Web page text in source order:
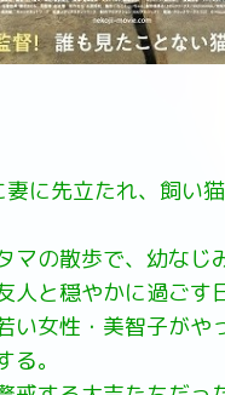
に先立たれ、飼い
マの散歩で、幼なじ
人と穏やかに過ごす
い女性・美智子がや
。